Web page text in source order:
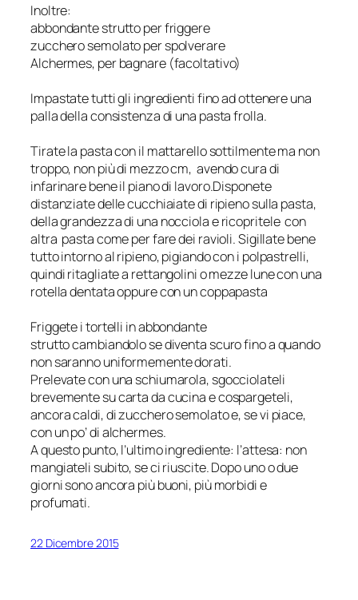
Inoltre:
abbondante strutto per friggere
zucchero semolato per spolverare
Alchermes, per bagnare (facoltativo)
Impastate tutti gli ingredienti fino ad ottenere una
palla della consistenza di una pasta frolla.
Tirate la pasta con il mattarello sottilmente ma non
troppo, non più di mezzo cm, avendo cura di
infarinare bene il piano di lavoro.Disponete
distanziate delle cucchiaiate di ripieno sulla pasta,
della grandezza di una nocciola e ricopritele con
altra pasta come per fare dei ravioli. Sigillate bene
tutto intorno al ripieno, pigiando con i polpastrelli,
quindi ritagliate a rettangolini o mezze lune con una
rotella dentata oppure con un coppapasta
Friggete i tortelli in abbondante
strutto cambiandolo se diventa scuro fino a quando
non saranno uniformemente dorati.
Prelevate con una schiumarola, sgocciolateli
brevemente su carta da cucina e cospargeteli,
ancora caldi, di zucchero semolato e, se vi piace,
con un po’ di alchermes.
A questo punto, l’ultimo ingrediente: l’attesa: non
mangiateli subito, se ci riuscite. Dopo uno o due
giorni sono ancora più buoni, più morbidi e
profumati.
22 Dicembre 2015